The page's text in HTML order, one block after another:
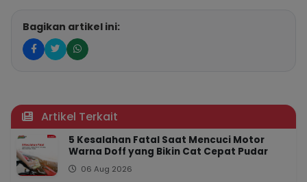
Bagikan artikel ini:
Artikel Terkait
5 Kesalahan Fatal Saat Mencuci Motor
Warna Doff yang Bikin Cat Cepat Pudar
06 Aug 2026